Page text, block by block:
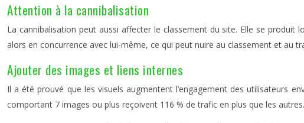
Attention à la cannibalisation
La cannibalisation peut aussi affecter le classement du site. Elle se
alors en concurrence avec lui-même, ce qui peut nuire au classement et au
Ajouter des images et liens internes
Il a été prouvé que les visuels augmentent l’engagement des utilisateurs
comportant 7 images ou plus reçoivent 116 % de trafic en plus que les autres.